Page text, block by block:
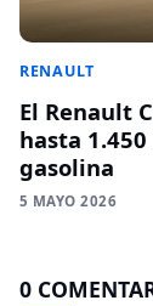
RENAULT
El Renault
hasta
gasolina
5 MAYO 2026
0